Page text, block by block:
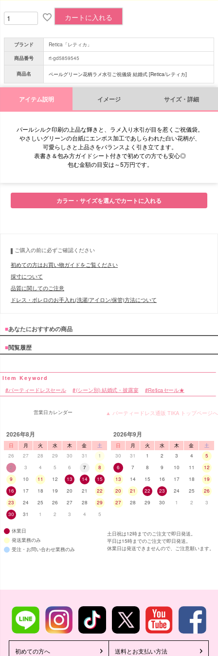
カートに入れる
ブランド
Retica「レティカ」
商品番号
rt-gd5859545
商品名 ペールグリーン花柄ラメ水引ご祝儀袋 結婚式 [Retica/レティカ]
アイテム説明 イメージ サイズ・詳細
パールシルク印刷の上品な輝きと、ラメ入り水引が目を惹くご祝儀袋。
やさしいグリーンの台紙にエンボス加工であしらわれた白い花柄が、
可愛らしさと上品さをバランスよく引き立てます。
表書き＆包み方ガイドシート付きで初めての方でも安心◎
包む金額の目安は～5万円です。
■注意事項
カラー・サイズを選んでカートに入れる
ご購入の前に必ずご確認ください
初めての方はお買い物ガイドをご覧ください
採寸について
品質に関してのご注意
ドレス・ボレロのお手入れ(洗濯/アイロン/保管)方法について
■あなたにおすすめの商品
■閲覧履歴
パーティードレスセール (シーン別) 結婚式・披露宴 Reticaセール★
▲ パーティードレス通販 TIKA トップページへ
営業日カレンダー
2026年8月
日 月 火 水 木 金
土
26
27 28 29 30 31
1
2
3 4 5 6 7
8
9
10 11 12 13 14
15
16
17 18 19 20 21
22
23
24 25 26 27 28
29
30
31 1 2 3 4 5
2026年9月
日 月 火 水 木 金
土
30
31 1 2 3 4
5
6
7 8 9 10 11
12
13
14 15 16 17 18
19
20
21 22 23 24 25
26
27
28 29 30 1 2 3
休業日
発送業務のみ
受注・お問い合わせ業務のみ
土日祝は12時までのご注文で即日発送。
平日は15時までのご注文で即日発送。
休業日は発送できませんので、ご注意願います。
初めての方へ 送料とお支払い方法